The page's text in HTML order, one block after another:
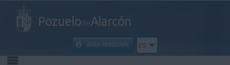
PozuelodeAlarcón
ÁREA PERSONAL ES